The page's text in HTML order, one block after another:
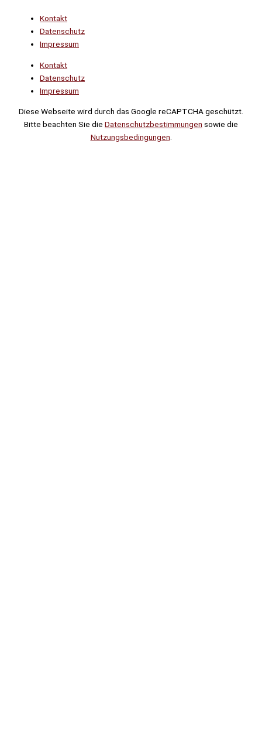
Kontakt
Datenschutz
Impressum
Kontakt
Datenschutz
Impressum
Diese Webseite wird durch das Google reCAPTCHA geschützt.
Bitte beachten Sie die Datenschutzbestimmungen sowie die
Nutzungsbedingungen